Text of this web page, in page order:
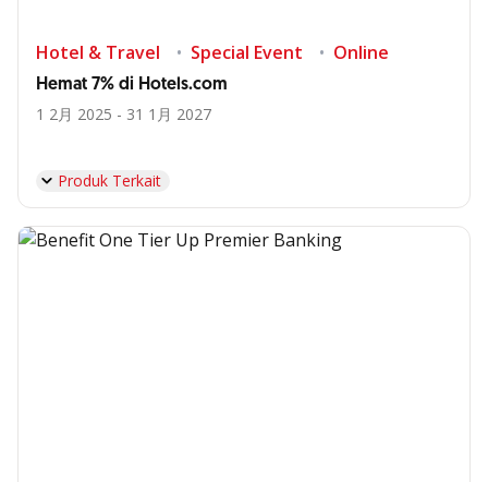
Hotel & Travel Special Event Online
Hemat 7% di Hotels.com
1 2月 2025 - 31 1月 2027
Produk Terkait